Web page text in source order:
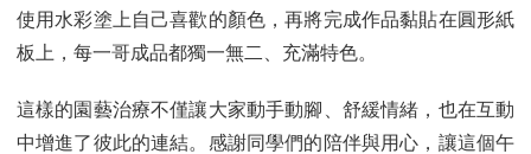
使用水彩塗上自己喜歡的顏色，再將完成作品黏貼在圓形紙
板上，每一哥成品都獨一無二、充滿特色。
這樣的園藝治療不僅讓大家動手動腳、舒緩情緒，也在互動
中增進了彼此的連結。感謝同學們的陪伴與用心，讓這個午